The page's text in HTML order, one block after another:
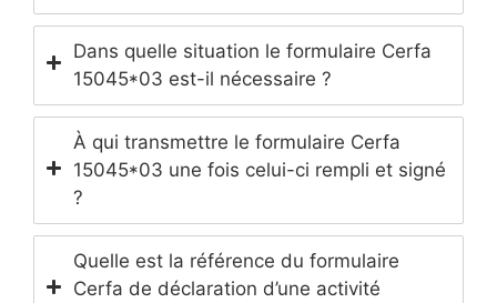
Dans quelle situation le formulaire Cerfa
15045*03 est-il nécessaire ?
À qui transmettre le formulaire Cerfa
15045*03 une fois celui-ci rempli et signé
?
Quelle est la référence du formulaire
Cerfa de déclaration d’une activité